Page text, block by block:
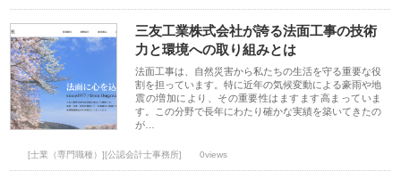
三友工業株式会社が誇る法面工事の技術
力と環境への取り組みとは
法面工事は、自然災害から私たちの生活を守る重要な役
割を担っています。特に近年の気候変動による豪雨や地
震の増加により、その重要性はますます高まっていま
す。この分野で長年にわたり確かな実績を築いてきたの
が…
[士業（専門職種）][公認会計士事務所] 0views